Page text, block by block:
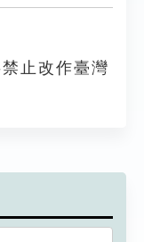
止改作臺灣